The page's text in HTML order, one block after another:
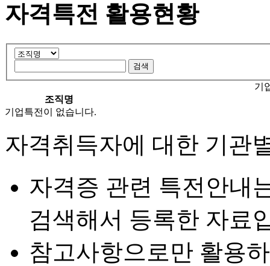
자격특전 활용현황
기
조직명
기업특전이 없습니다.
자격취득자에 대한 기관
자격증 관련 특전안내
검색해서 등록한 자료
참고사항으로만 활용